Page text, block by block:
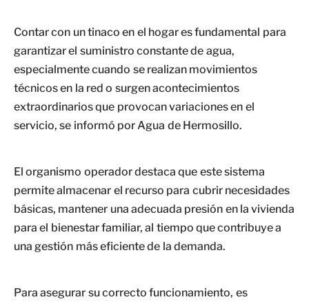
Contar con un tinaco en el hogar es fundamental para
garantizar el suministro constante de agua,
especialmente cuando se realizan movimientos
técnicos en la red o surgen acontecimientos
extraordinarios que provocan variaciones en el
servicio, se informó por Agua de Hermosillo.
El organismo operador destaca que este sistema
permite almacenar el recurso para cubrir necesidades
básicas, mantener una adecuada presión en la vivienda
para el bienestar familiar, al tiempo que contribuye a
una gestión más eficiente de la demanda.
Para asegurar su correcto funcionamiento, es